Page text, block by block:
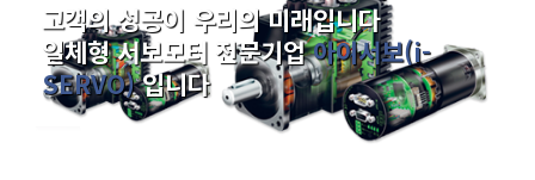
고객의 성공이 우리의 미래입니다
일체형 서보모터 전문기업아이서보(i-
SERVO)입니다